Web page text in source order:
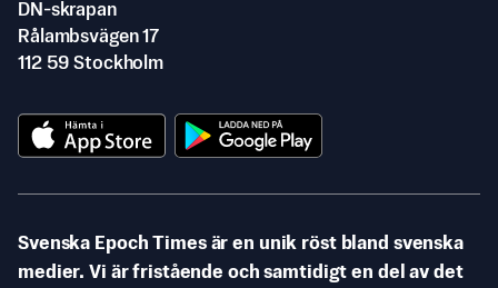
DN-skrapan
Rålambsvägen 17
112 59 Stockholm
Svenska Epoch Times är en unik röst bland svenska
medier. Vi är fristående och samtidigt en del av det